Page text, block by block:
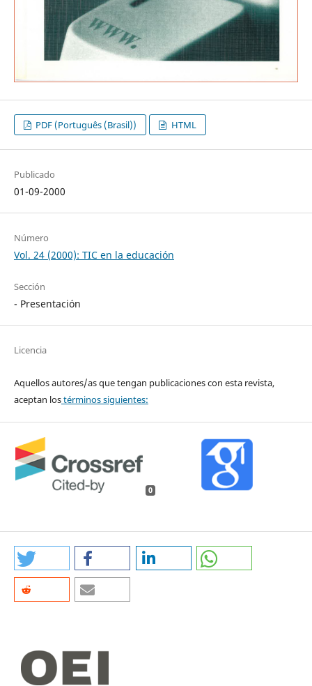
PDF (Português (Brasil)) HTML
Publicado
01-09-2000
Número
Vol. 24 (2000): TIC en la educación
Sección
- Presentación
Licencia
Aquellos autores/as que tengan publicaciones con esta revista,
aceptan lostérminos siguientes:
0